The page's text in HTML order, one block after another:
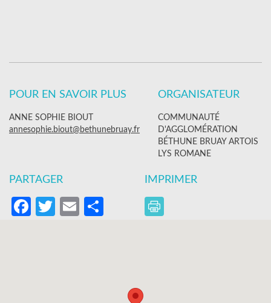
POUR EN SAVOIR PLUS
ANNE SOPHIE BIOUT
annesophie.biout@bethunebruay.fr
ORGANISATEUR
COMMUNAUTÉ
D'AGGLOMÉRATION
BÉTHUNE BRUAY ARTOIS
LYS ROMANE
PARTAGER
Facebook
Twitter
EmailPartager
IMPRIMER